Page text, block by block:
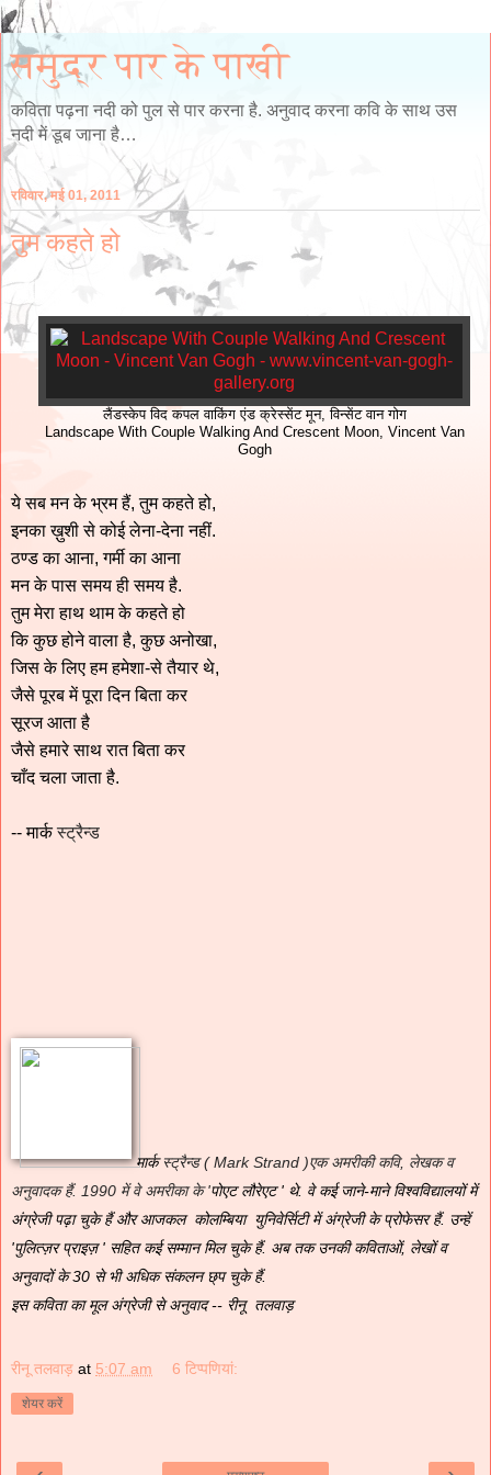
समुद्र पार के पाखी
कविता पढ़ना नदी को पुल से पार करना है. अनुवाद करना कवि के साथ उस
नदी में डूब जाना है…
रविवार, मई 01, 2011
तुम कहते हो
लैंडस्केप विद कपल वाकिंग एंड क्रेस्सेंट मून, विन्सेंट वान गोग
Landscape With Couple Walking And Crescent Moon, Vincent Van
Gogh
ये सब मन के भ्रम हैं, तुम कहते हो,
इनका ख़ुशी से कोई लेना-देना नहीं.
ठण्ड का आना, गर्मी का आना
मन के पास समय ही समय है.
तुम मेरा हाथ थाम के कहते हो
कि कुछ होने वाला है, कुछ अनोखा,
जिस के लिए हम हमेशा-से तैयार थे,
जैसे पूरब में पूरा दिन बिता कर
सूरज आता है
जैसे हमारे साथ रात बिता कर
चाँद चला जाता है.
-- मार्कस्ट्रैन्ड
मार्कस्ट्रैन्ड ( Mark Strand )एक अमरीकी कवि, लेखक व
अनुवादक हैं. 1990 में वे अमरीका के 'पोएट लौरेएट ' थे. वे कई जाने-माने विश्वविद्यालयों में
अंग्रेजी पढ़ा चुके हैं और आजकल कोलम्बिया युनिवेर्सिटी में अंग्रेजी के प्रोफेसरहैं. उन्हें
'पुलित्ज़र प्राइज़ ' सहित कई सम्मान मिल चुके हैं. अब तक उनकी कविताओं, लेखों व
अनुवादों के 30 से भी अधिक संकलन छ्प चुके हैं.
इस कविता का मूल अंग्रेजी से अनुवाद -- रीनू तलवाड़
रीनू तलवाड़ at 5:07 am 6 टिप्‍पणियां:
शेयर करें